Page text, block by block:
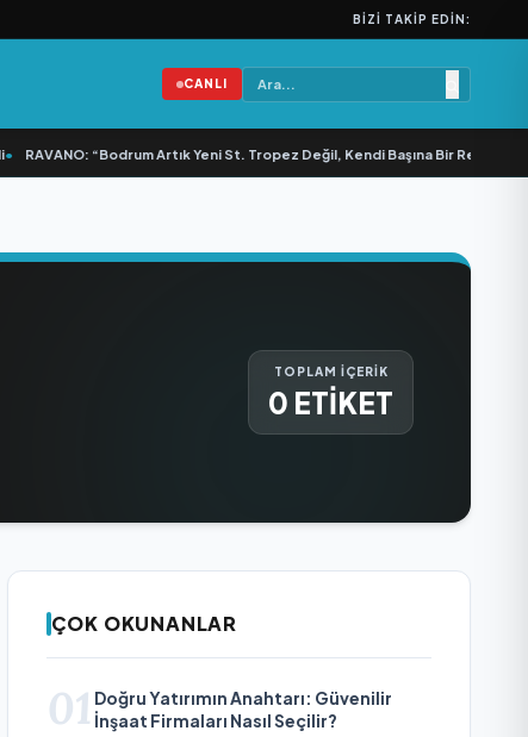
BIZI TAKIP EDIN:
CANLI
RAVANO: “Bodrum Artık Yeni St. Tropez Değil, Kendi Başına Bir Referans”
TOPLAM İÇERİK
0 ETİKET
ÇOK OKUNANLAR
01 Doğru Yatırımın Anahtarı: Güvenilir
İnşaat Firmaları Nasıl Seçilir?